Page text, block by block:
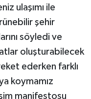
ulaşımı ile
şehir
söyledi ve
oluşturabilecek
ederken farklı
koymamız
manifestosu